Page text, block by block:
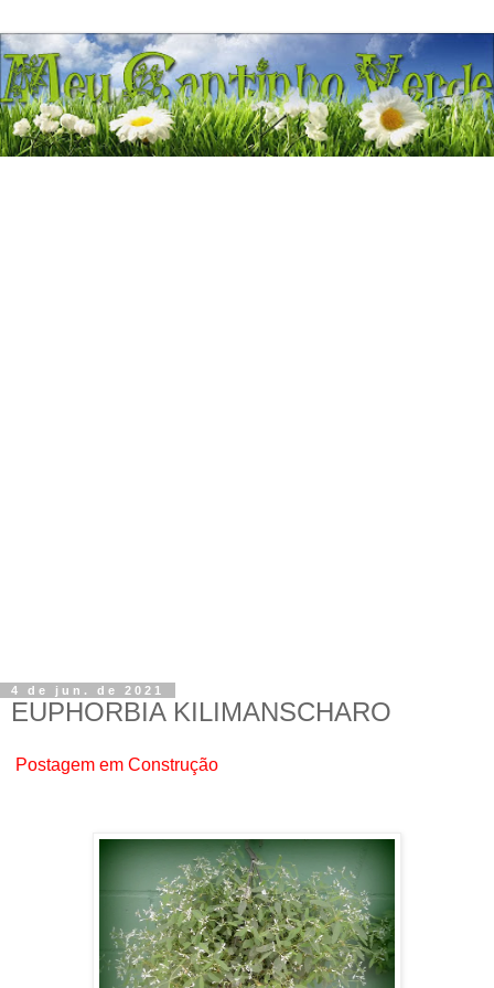
4 de jun. de 2021
EUPHORBIA KILIMANSCHARO
Postagem em Construção